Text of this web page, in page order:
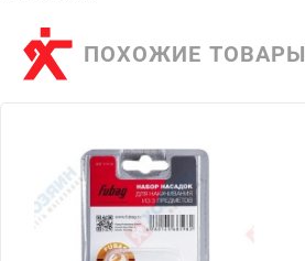
ПОХОЖИЕ ТОВАРЫ